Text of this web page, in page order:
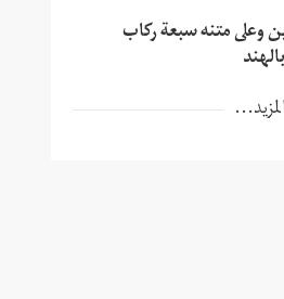
وعلى متنه سبعة ركاب
المزيد...